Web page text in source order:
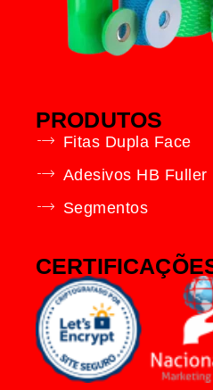
PRODUTOS
Fitas Dupla Face
Adesivos HB Fuller
Segmentos